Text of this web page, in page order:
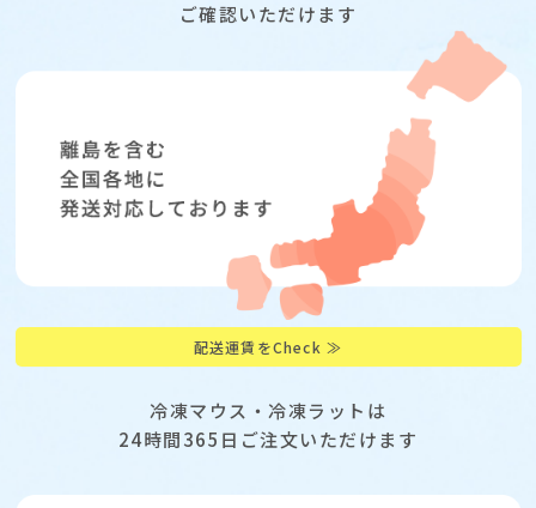
ご確認いただけます
配送運賃をCheck ≫
冷凍マウス・冷凍ラットは
24時間365日ご注文いただけます